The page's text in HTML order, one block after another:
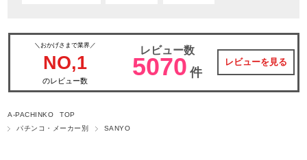
＼おかげさまで業界／
NO,1
のレビュー数
レビュー数
5070 件
レビューを見る
A-PACHINKO TOP
パチンコ・メーカー別
SANYO